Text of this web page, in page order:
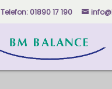
Telefon: 01890 17 190